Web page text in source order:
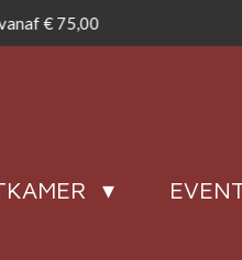
€ 75,00